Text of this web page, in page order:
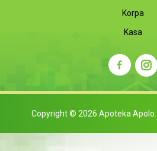
Korpa
Kasa
Copyright © 2026 Apoteka